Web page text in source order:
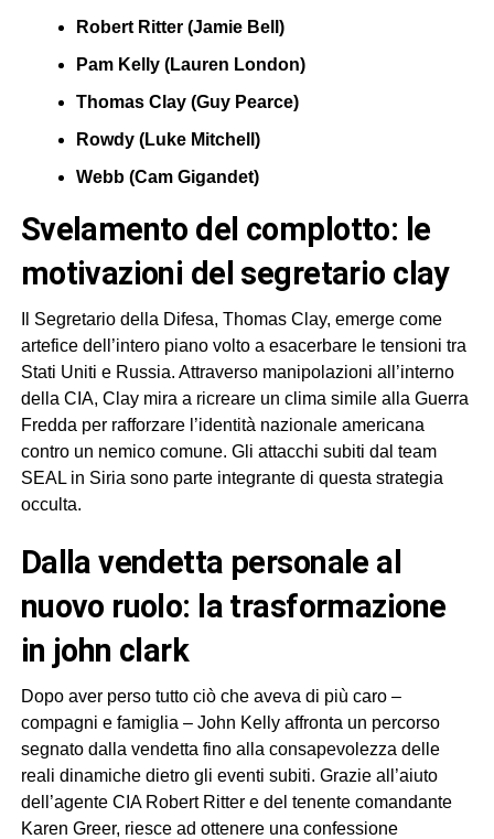
Robert Ritter (Jamie Bell)
Pam Kelly (Lauren London)
Thomas Clay (Guy Pearce)
Rowdy (Luke Mitchell)
Webb (Cam Gigandet)
svelamento del complotto: le
motivazioni del segretario clay
Il Segretario della Difesa, Thomas Clay, emerge come
artefice dell’intero piano volto a esacerbare le tensioni tra
Stati Uniti e Russia. Attraverso manipolazioni all’interno
della CIA, Clay mira a ricreare un clima simile alla Guerra
Fredda per rafforzare l’identità nazionale americana
contro un nemico comune. Gli attacchi subiti dal team
SEAL in Siria sono parte integrante di questa strategia
occulta.
dalla vendetta personale al
nuovo ruolo: la trasformazione
in john clark
Dopo aver perso tutto ciò che aveva di più caro –
compagni e famiglia – John Kelly affronta un percorso
segnato dalla vendetta fino alla consapevolezza delle
reali dinamiche dietro gli eventi subiti. Grazie all’aiuto
dell’agente CIA Robert Ritter e del tenente comandante
Karen Greer, riesce ad ottenere una confessione